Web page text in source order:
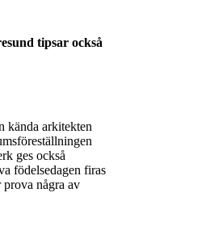
tipsar också
kända arkitekten
ges också
födelsedagen firas
prova några av